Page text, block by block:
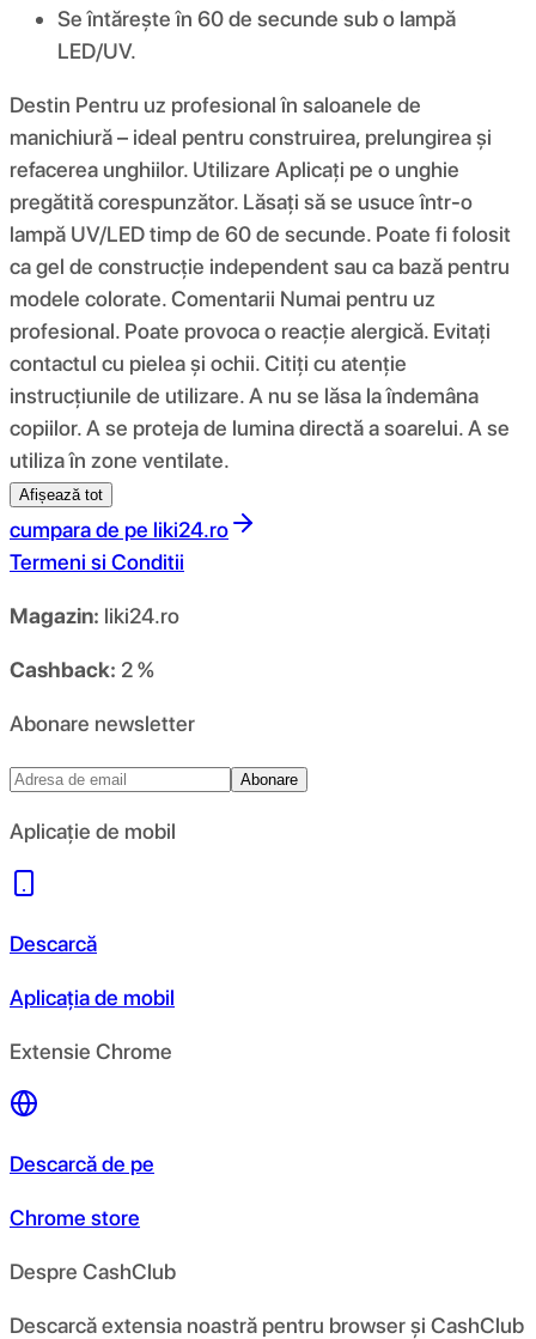
Se întărește în 60 de secunde sub o lampă
LED/UV.
Destin Pentru uz profesional în saloanele de
manichiură – ideal pentru construirea, prelungirea și
refacerea unghiilor. Utilizare Aplicați pe o unghie
pregătită corespunzător. Lăsați să se usuce într-o
lampă UV/LED timp de 60 de secunde. Poate fi folosit
ca gel de construcție independent sau ca bază pentru
modele colorate. Comentarii Numai pentru uz
profesional. Poate provoca o reacție alergică. Evitați
contactul cu pielea și ochii. Citiți cu atenție
instrucțiunile de utilizare. A nu se lăsa la îndemâna
copiilor. A se proteja de lumina directă a soarelui. A se
utiliza în zone ventilate.
Afișează tot
cumpara de pe liki24.ro
Termeni si Conditii
Magazin: liki24.ro
Cashback: 2 %
Abonare newsletter
Abonare
Aplicație de mobil
Descarcă
Aplicația de mobil
Extensie Chrome
Descarcă de pe
Chrome store
Despre CashClub
Descarcă extensia noastră pentru browser și CashClub